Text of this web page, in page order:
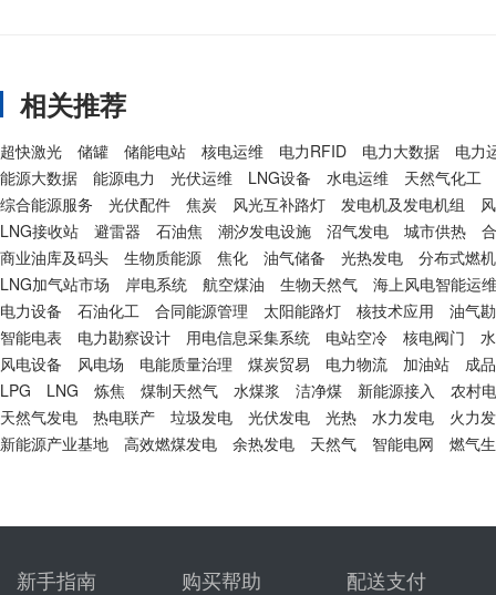
相关推荐
超快激光 储罐 储能电站 核电运维 电力RFID 电力大数据
电力
能源大数据
能源电力 光伏运维 LNG设备 水电运维
天然气化工
综合能源服务
光伏配件 焦炭 风光互补路灯 发电机及发电机组
LNG接收站
避雷器 石油焦 潮汐发电设施 沼气发电 城市供热
商业油库及码头
生物质能源 焦化 油气储备 光热发电
分布式燃
LNG加气站市场
岸电系统 航空煤油 生物天然气
海上风电智能运维
电力设备
石油化工 合同能源管理 太阳能路灯 核技术应用
油气
智能电表
电力勘察设计 用电信息采集系统 电站空冷 核电阀门
风电设备
风电场 电能质量治理 煤炭贸易 电力物流 加油站
成
LPG
LNG 炼焦 煤制天然气 水煤浆 洁净煤 新能源接入
农村
天然气发电
热电联产 垃圾发电 光伏发电 光热 水力发电
火力
新能源产业基地
高效燃煤发电 余热发电 天然气 智能电网 燃气
新手指南 购买帮助 配送支付